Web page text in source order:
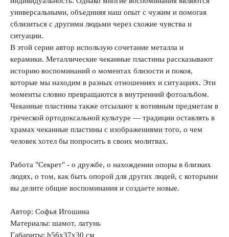
универсальными, объединяя наш опыт с чужим и помогая
сблизиться с другими людьми через схожие чувства и
ситуации.
В этой серии автор использую сочетание металла и
керамики. Металлические чеканные пластины рассказывают
историю воспоминаний о моментах близости и покоя,
которые мы находим в разных отношениях и ситуациях. Эти
моменты словно превращаются в внутренний фотоальбом.
Чеканные пластины также отсылают к вотивным предметам в
греческой ортодоксальной культуре — традиции оставлять в
храмах чеканные пластины с изображениями того, о чем
человек хотел бы попросить в своих молитвах.
Работа "Секрет" - о дружбе, о нахождении опоры в близких
людях, о том, как быть опорой для других людей, с которыми
вы делите общие воспоминания и создаете новые.
Автор: Софья Игошина
Материалы: шамот, латунь
Габариты: h56х37х30 см